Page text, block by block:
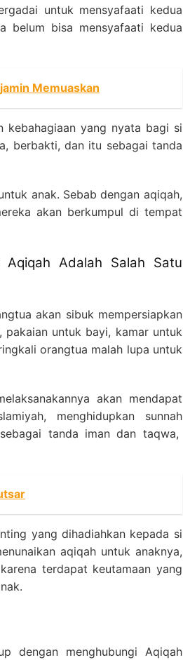
untuk mensyafaati kedua
belum bisa mensyafaati kedua
Memuaskan
kebahagiaan yang nyata bagi si
berbakti, dan itu sebagai tanda
anak. Sebab dengan aqiqah,
akan berkumpul di tempat
Adalah Salah Satu
akan sibuk mempersiapkan
pakaian untuk bayi, kamar untuk
orangtua malah lupa untuk
akan mendapat
menghidupkan sunnah
tanda iman dan taqwa,
yang dihadiahkan kepada si
aqiqah untuk anaknya,
terdapat keutamaan yang
dengan menghubungi Aqiqah